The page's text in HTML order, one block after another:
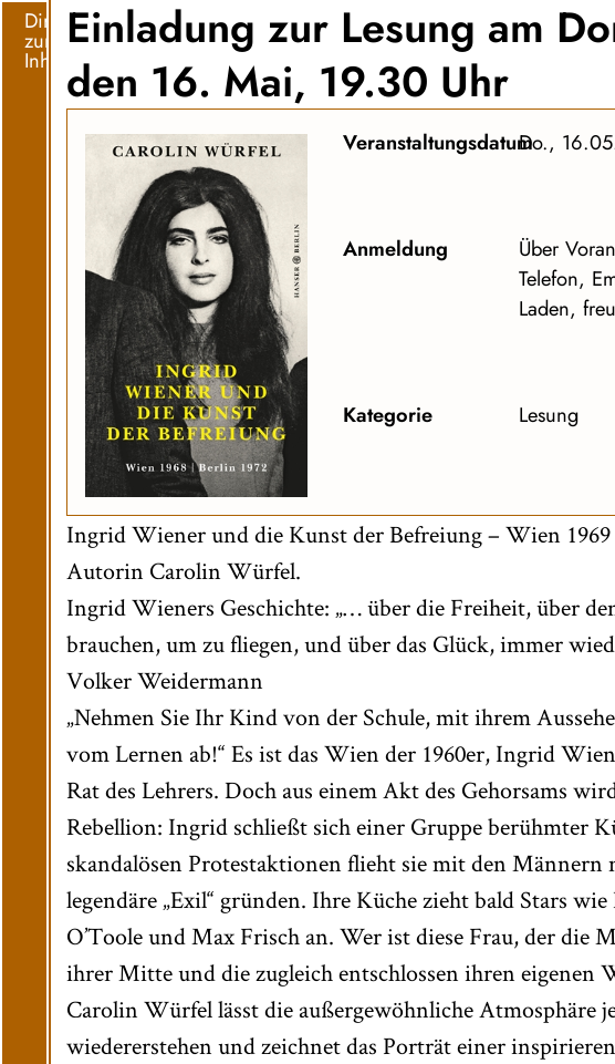
Direkt
zum
Inhalt
Einladung zur Lesung am
den 16. Mai, 19.30 Uhr
VeranstaltungsdatumDo.,
Anmeldung
Über
Telefon,
Laden,
Kategorie Lesung
Ingrid Wiener und die Kunst der Befreiung – Wien
Autorin Carolin Würfel.
Ingrid Wieners Geschichte: „… über die Freiheit, über
brauchen, um zu fliegen, und über das Glück, immer
Volker Weidermann
„Nehmen Sie Ihr Kind von der Schule, mit ihrem
vom Lernen ab!“ Es ist das Wien der 1960er, Ingrid
Rat des Lehrers. Doch aus einem Akt des Gehorsams
Rebellion: Ingrid schließt sich einer Gruppe berühmter
skandalösen Protestaktionen flieht sie mit den Männern
legendäre „Exil“ gründen. Ihre Küche zieht bald Stars
O’Toole und Max Frisch an. Wer ist diese Frau, der die
ihrer Mitte und die zugleich entschlossen ihren eigenen
Carolin Würfel lässt die außergewöhnliche Atmosphäre
wiedererstehen und zeichnet das Porträt einer